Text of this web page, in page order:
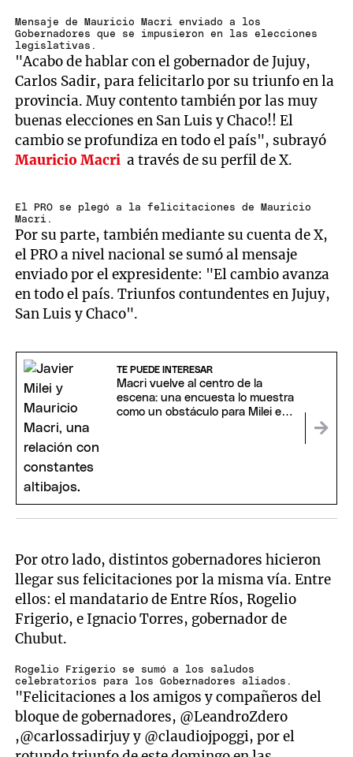
Mensaje de Mauricio Macri enviado a los
Gobernadores que se impusieron en las elecciones
legislativas.
"Acabo de hablar con el gobernador de Jujuy,
Carlos Sadir, para felicitarlo por su triunfo en la
provincia. Muy contento también por las muy
buenas elecciones en San Luis y Chaco!! El
cambio se profundiza en todo el país", subrayó
Mauricio Macri a través de su perfil de X.
El PRO se plegó a la felicitaciones de Mauricio
Macri.
Por su parte, también mediante su cuenta de X,
el PRO a nivel nacional se sumó al mensaje
enviado por el expresidente: "El cambio avanza
en todo el país. Triunfos contundentes en Jujuy,
San Luis y Chaco".
TE PUEDE INTERESAR
Macri vuelve al centro de la
escena: una encuesta lo muestra
como un obstáculo para Milei en
Por otro lado, distintos gobernadores hicieron
llegar sus felicitaciones por la misma vía. Entre
ellos: el mandatario de Entre Ríos, Rogelio
Frigerio, e Ignacio Torres, gobernador de
Chubut.
Rogelio Frigerio se sumó a los saludos
celebratorios para los Gobernadores aliados.
"Felicitaciones a los amigos y compañeros del
bloque de gobernadores, @LeandroZdero
,@carlossadirjuy y @claudiojpoggi, por el